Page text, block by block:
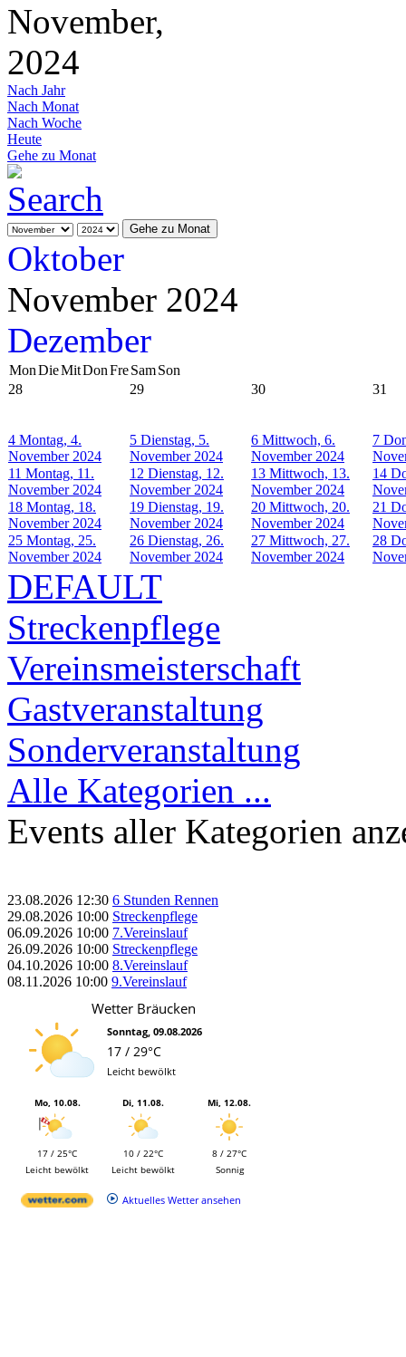
November,
2024
Nach Jahr
Nach Monat
Nach Woche
Heute
Gehe zu Monat
Gehe zu Monat
Oktober
November 2024
Dezember
MonDieMitDonFreSamSon
28
29 30 31
4 Montag, 4.
November 2024
5 Dienstag, 5.
November 2024
6 Mittwoch, 6.
November 2024
7
11 Montag, 11.
November 2024
12 Dienstag, 12.
November 2024
13 Mittwoch, 13.
November 2024
14
18 Montag, 18.
November 2024
19 Dienstag, 19.
November 2024
20 Mittwoch, 20.
November 2024
21
25 Montag, 25.
November 2024
26 Dienstag, 26.
November 2024
27 Mittwoch, 27.
November 2024
28
DEFAULT
Streckenpflege
Vereinsmeisterschaft
Gastveranstaltung
Sonderveranstaltung
Alle Kategorien ...
Events aller Kategorien
23.08.2026 12:30 6 Stunden Rennen
29.08.2026 10:00 Streckenpflege
06.09.2026 10:00 7.Vereinslauf
26.09.2026 10:00 Streckenpflege
04.10.2026 10:00 8.Vereinslauf
08.11.2026 10:00 9.Vereinslauf
Wetter Bräucken
Sonntag, 09.08.2026
17 / 29°C
Leicht bewölkt
Mo, 10.08.
17 / 25°C
Leicht bewölkt
Di, 11.08.
10 / 22°C
Leicht bewölkt
Mi, 12.08.
8 / 27°C
Sonnig
Aktuelles Wetter ansehen